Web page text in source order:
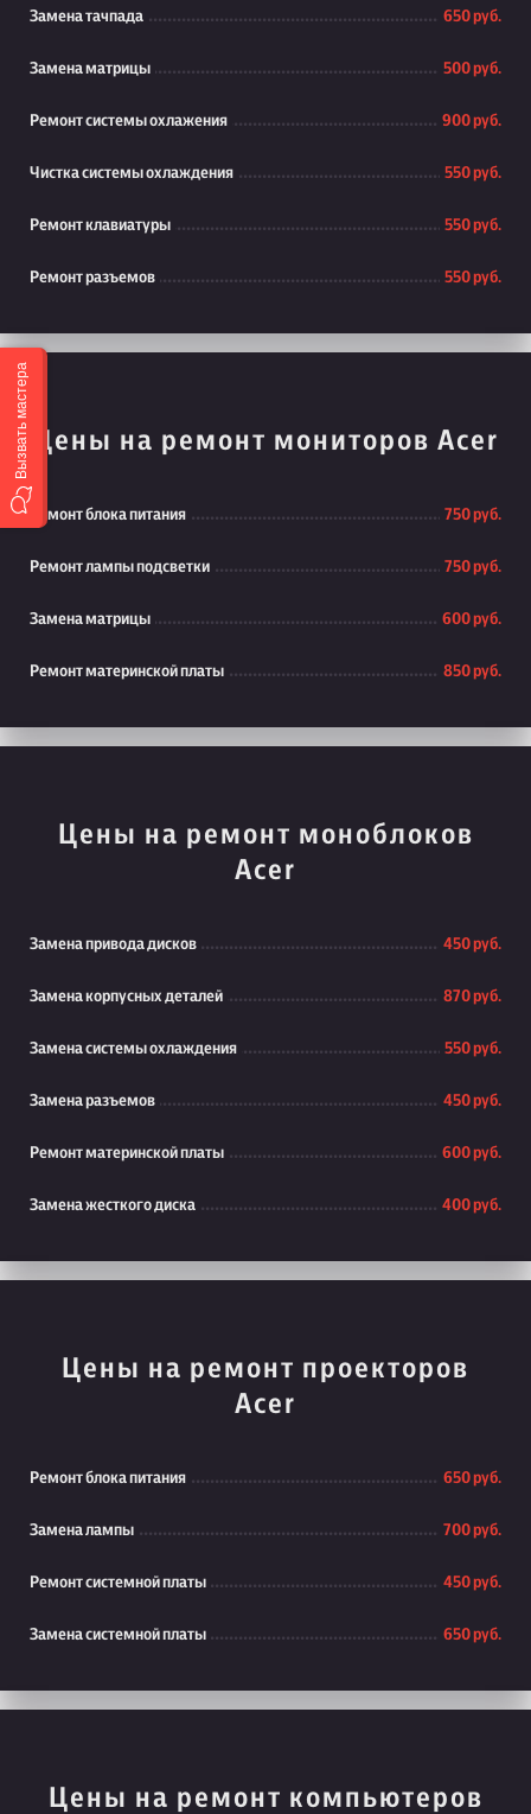
Замена тачпада 650 руб.
Замена матрицы 500 руб.
Ремонт системы охлажения 900 руб.
Чистка системы охлаждения 550 руб.
Ремонт клавиатуры 550 руб.
Ремонт разъемов 550 руб.
Цены на ремонт мониторов Acer
Ремонт блока питания 750 руб.
Ремонт лампы подсветки 750 руб.
Замена матрицы 600 руб.
Ремонт материнской платы 850 руб.
Цены на ремонт моноблоков
Acer
Замена привода дисков 450 руб.
Замена корпусных деталей 870 руб.
Замена системы охлаждения 550 руб.
Замена разъемов 450 руб.
Ремонт материнской платы 600 руб.
Замена жесткого диска 400 руб.
Цены на ремонт проекторов
Acer
Ремонт блока питания 650 руб.
Замена лампы 700 руб.
Ремонт системной платы 450 руб.
Замена системной платы 650 руб.
Цены на ремонт компьютеров
Вызвать мастера